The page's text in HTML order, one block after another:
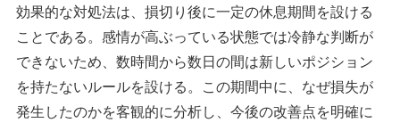
効果的な対処法は、損切り後に一定の休息期間を設ける
ことである。感情が高ぶっている状態では冷静な判断が
できないため、数時間から数日の間は新しいポジション
を持たないルールを設ける。この期間中に、なぜ損失が
発生したのかを客観的に分析し、今後の改善点を明確に